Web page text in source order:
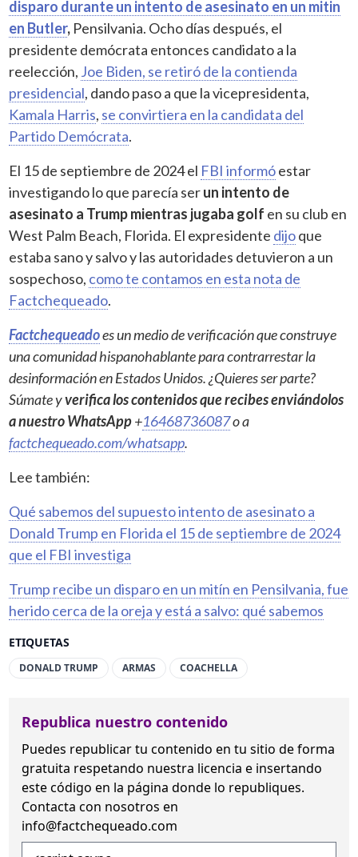
ETIQUETAS
DONALD TRUMP ARMAS COACHELLA
disparo durante un intento de asesinato en un mitin
en Butler, Pensilvania. Ocho días después, el
presidente demócrata entonces candidato a la
reelección, Joe Biden, se retiró de la contienda
presidencial, dando paso a que la vicepresidenta,
Kamala Harris, se convirtiera en la candidata del
Partido Demócrata.
El 15 de septiembre de 2024 el FBI informóestar
investigando lo que parecía serun intento de
asesinato a Trump mientras jugaba golf en su club en
West Palm Beach, Florida. El expresidente dijoque
estaba sano y salvo y las autoridades detuvieron a un
sospechoso, como te contamos en esta nota de
Factchequeado.
Factchequeadoes un medio de verificación que construye
una comunidad hispanohablante para contrarrestar la
desinformación en Estados Unidos. ¿Quieres ser parte?
Súmate yverifica los contenidos que recibes enviándolos
a nuestro WhatsApp+16468736087o a
factchequeado.com/whatsapp.
Lee también:
Qué sabemos del supuesto intento de asesinato a
Donald Trump en Florida el 15 de septiembre de 2024
que el FBI investiga
Trump recibe un disparo en un mitín en Pensilvania, fue
herido cerca de la oreja y está a salvo: qué sabemos
Republica nuestro contenido
Puedes republicar tu contenido en tu sitio de forma
gratuita respetando nuestra licencia e insertando
este código en la página donde lo republiques.
Contacta con nosotros en
info@factchequeado.com